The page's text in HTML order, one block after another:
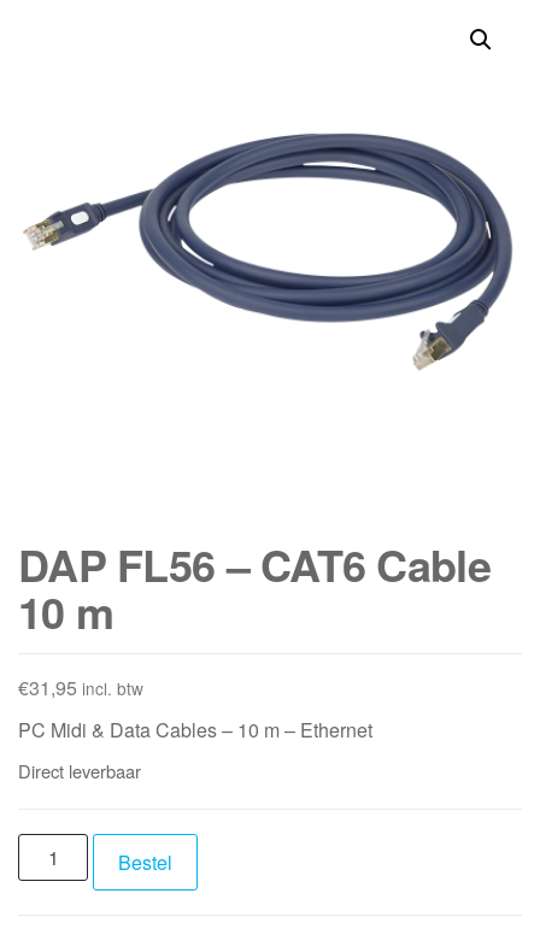
DAP FL56 – CAT6 Cable
10 m
€31,95 incl. btw
PC Midi & Data Cables – 10 m – Ethernet
Direct leverbaar
DAP
FL56
Bestel